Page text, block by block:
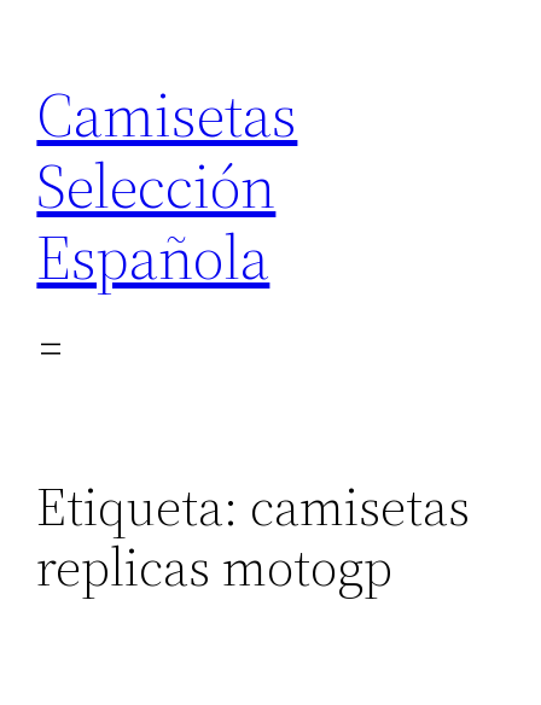
contenido
Camisetas
Selección
Española
Etiqueta: camisetas
replicas motogp